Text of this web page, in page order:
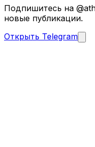
Подпишитесь на
новые публикации.
Открыть Telegram